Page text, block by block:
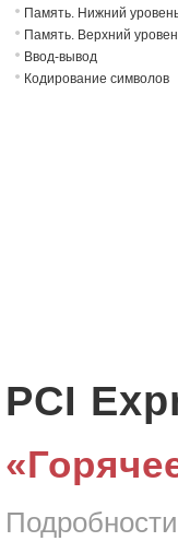
Память. Нижний
Память. Верхний
Ввод-вывод
Кодирование символов
PCI
Подробности